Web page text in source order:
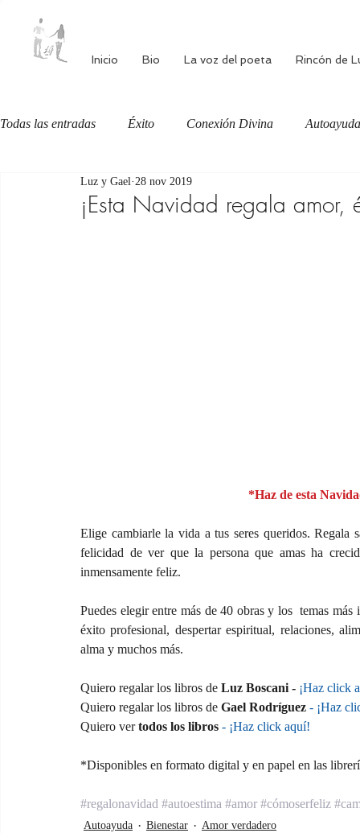
Inicio Bio La voz del poeta Rincón de
Todas las entradas Éxito Conexión Divina Autoayuda
Autoestima Alimentación consciente
¡Esta Navidad regala amor,
Luz y Gael 28 nov 2019
*Haz de esta
Elige cambiarle la vida a tus seres queridos. Regala
felicidad de ver que la persona que amas ha
inmensamente feliz.
Puedes elegir entre más de 40 obras y los  temas
éxito profesional, despertar espiritual, relaciones,
alma y muchos más.
Quiero regalar los libros de Luz Boscani - ¡Haz click
Quiero regalar los libros de Gael Rodríguez - ¡Haz
Quiero ver todos los libros - ¡Haz click aquí!
*Disponibles en formato digital y en papel en las
#regalonavidad #autoestima #amor #cómoserfeliz
Autoayuda Bienestar Amor verdadero